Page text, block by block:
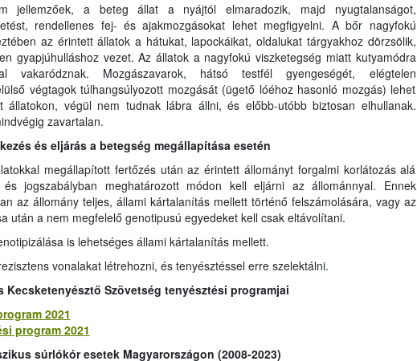
jellemzőek, a beteg állat a nyájtól elmaradozik, majd nyugtalanságot,
rendellenes fej- és ajakmozgásokat lehet megfigyelni. A bőr nagyfokú
az érintett állatok a hátukat, lapockáikat, oldalukat tárgyakhoz dörzsölik,
gyapjúhulláshoz vezet. Az állatok a nagyfokú viszketegség miatt kutyamódra
vakaródznak. Mozgászavarok, hátsó testfél gyengeségét, elégtelen
végtagok túlhangsúlyozott mozgását (ügető lóéhoz hasonló mozgás) lehet
állatokon, végül nem tudnak lábra állni, és előbb-utóbb biztosan elhullanak.
zavartalan.
és eljárás a betegség megállapítása esetén
megállapított fertőzés után az érintett állományt forgalmi korlátozás alá
jogszabályban meghatározott módon kell eljárni az állománnyal. Ennek
az állomány teljes, állami kártalanítás mellett történő felszámolására, vagy az
után a nem megfelelő genotipusú egyedeket kell csak eltávolítani.
is lehetséges állami kártalanítás mellett.
vonalakat létrehozni, és tenyésztéssel erre szelektálni.
Kecsketenyésztő Szövetség tenyésztési programjai
2021
program 2021
súrlókór esetek Magyarországon (2008-2023)